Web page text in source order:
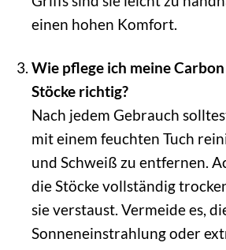
einen hohen Komfort.
Wie pflege ich meine
Stöcke richtig?
Nach jedem Gebrauch
mit einem feuchten Tuch
und Schweiß zu entfernen.
die Stöcke vollständig
sie verstaust. Vermeide es,
Sonneneinstrahlung oder